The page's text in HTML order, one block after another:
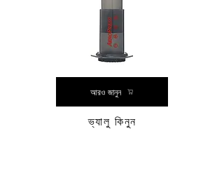
আরও জানুন
ভ্যালু কিনুন